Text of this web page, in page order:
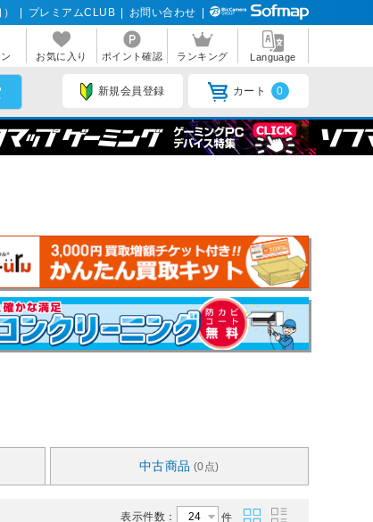
プレミアムCLUB お問い合わせ
お気に入り ポイント確認 ランキング Language
新規会員登録 カート 0
中古商品 (0点)
表示件数： 件